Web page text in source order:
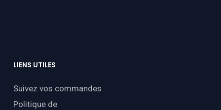
LIENS UTILES
Suivez vos commandes
Politique de